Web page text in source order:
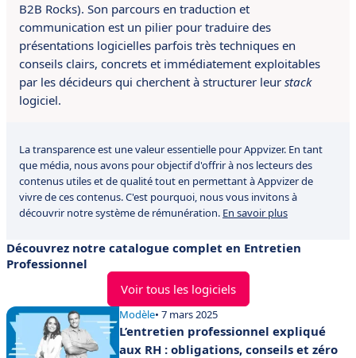
B2B Rocks). Son parcours en traduction et
communication est un pilier pour traduire des
présentations logicielles parfois très techniques en
conseils clairs, concrets et immédiatement exploitables
par les décideurs qui cherchent à structurer leur stack
logiciel.
La transparence est une valeur essentielle pour Appvizer. En tant
que média, nous avons pour objectif d'offrir à nos lecteurs des
contenus utiles et de qualité tout en permettant à Appvizer de
vivre de ces contenus. C'est pourquoi, nous vous invitons à
découvrir notre système de rémunération. En savoir plus
Découvrez notre catalogue complet en Entretien
Professionnel
Voir tous les logiciels
Modèle• 7 mars 2025
L’entretien professionnel expliqué
aux RH : obligations, conseils et zéro